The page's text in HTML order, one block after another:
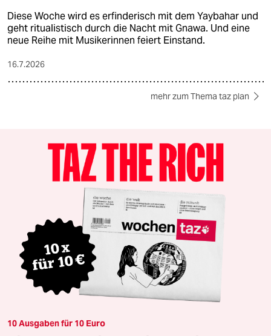
Diese Woche wird es erfinderisch mit dem Yaybahar und
geht ritualistisch durch die Nacht mit Gnawa. Und eine
neue Reihe mit Musikerinnen feiert Einstand.
16.7.2026
mehr zum Thema taz plan
10 Ausgaben für 10 Euro